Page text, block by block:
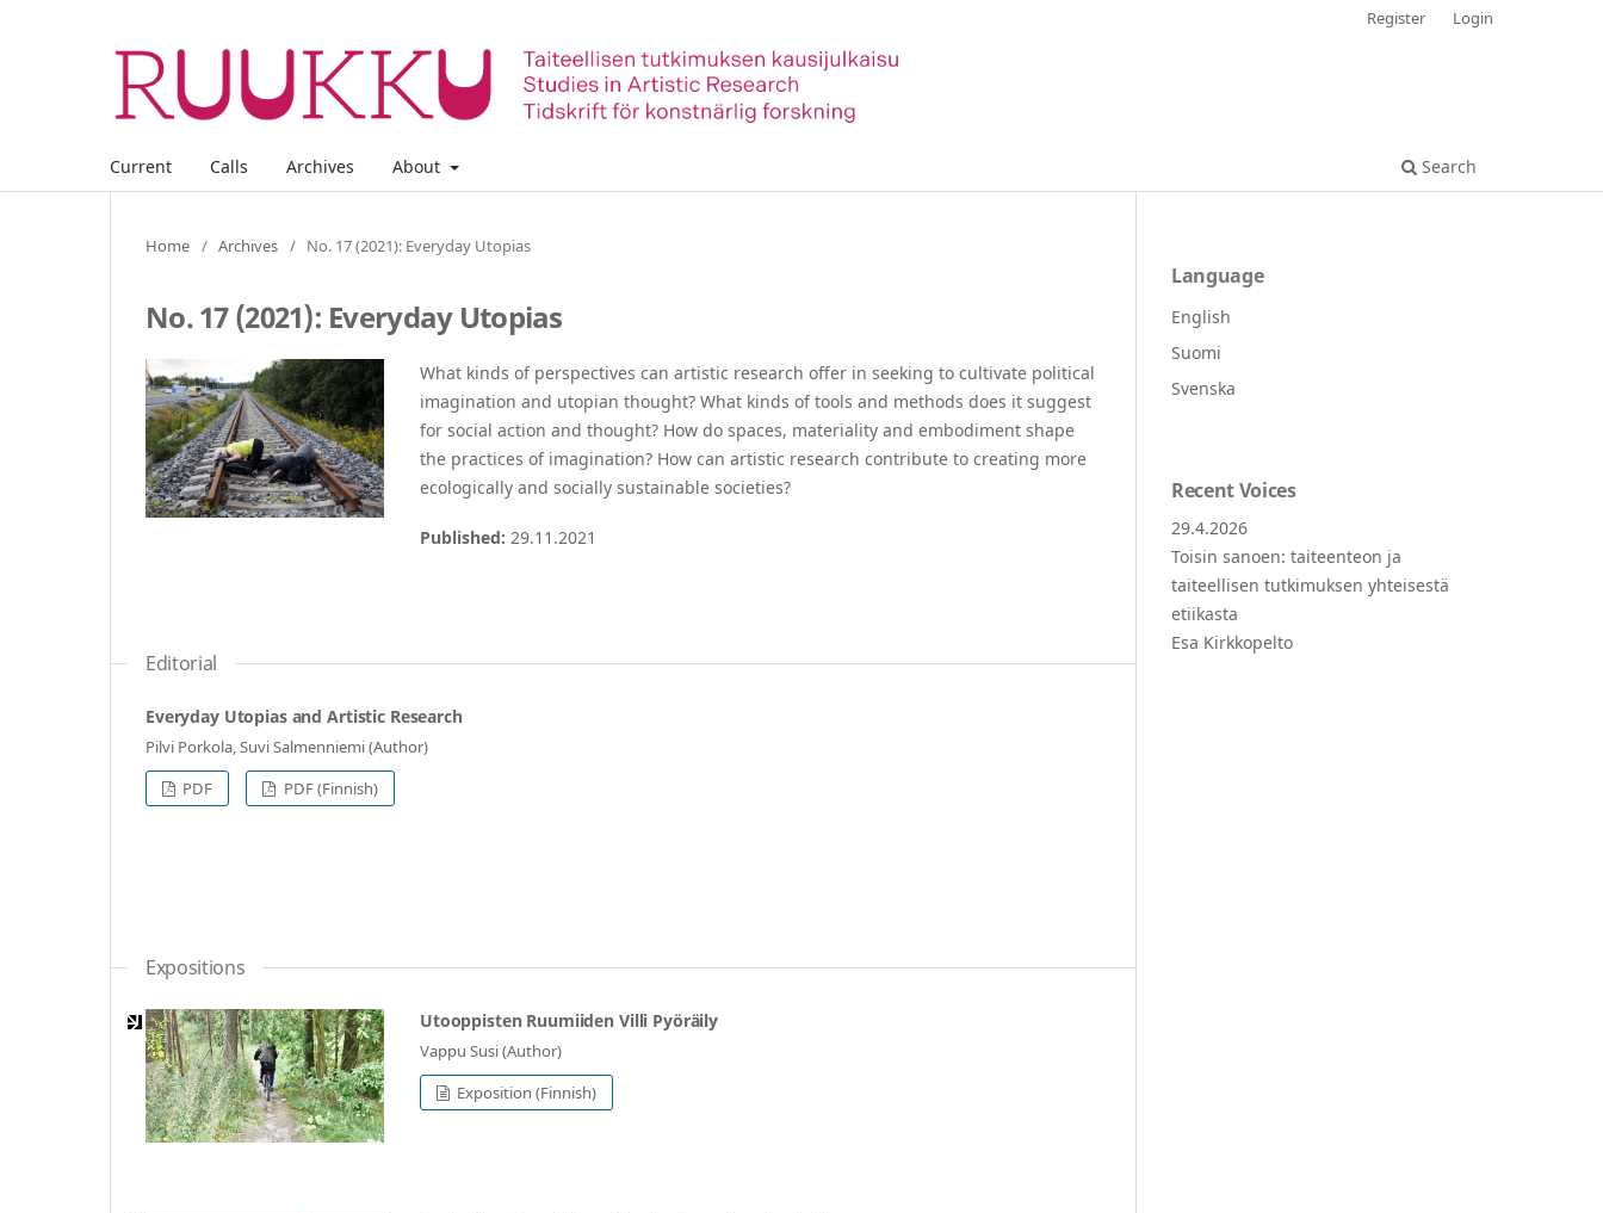
Current Calls Archives About Search
Register Login
Home / Archives / No. 17 (2021): Everyday Utopias
No. 17 (2021): Everyday Utopias
What kinds of perspectives can artistic research offer in seeking to cultivate political
imagination and utopian thought? What kinds of tools and methods does it suggest
for social action and thought? How do spaces, materiality and embodiment shape
the practices of imagination? How can artistic research contribute to creating more
ecologically and socially sustainable societies?
Published: 29.11.2021
Editorial
Everyday Utopias and Artistic Research
Pilvi Porkola, Suvi Salmenniemi (Author)
PDF
PDF (Finnish)
Expositions
Utooppisten Ruumiiden Villi Pyöräily
Vappu Susi (Author)
Exposition (Finnish)
Language
English
Suomi
Svenska
Recent Voices
29.4.2026
Toisin sanoen: taiteenteon ja
taiteellisen tutkimuksen yhteisestä
etiikasta
Esa Kirkkopelto